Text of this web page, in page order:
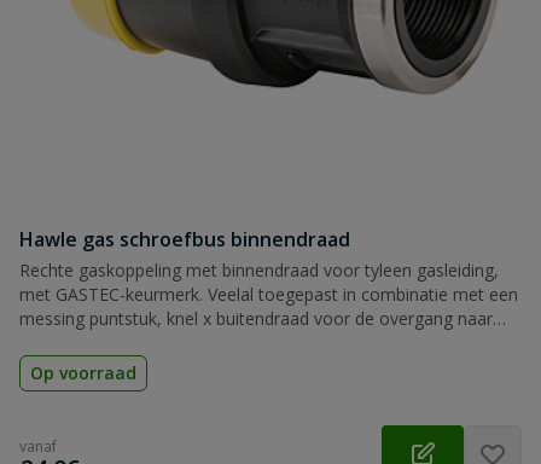
Hawle gas schroefbus binnendraad
Rechte gaskoppeling met binnendraad voor tyleen gasleiding,
met GASTEC-keurmerk. Veelal toegepast in combinatie met een
messing puntstuk, knel x buitendraad voor de overgang naar
Op voorraad
vanaf